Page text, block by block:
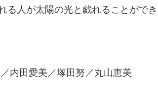
る人が太陽の光と戯れることができ
内田愛美／塚田努／丸山恵美